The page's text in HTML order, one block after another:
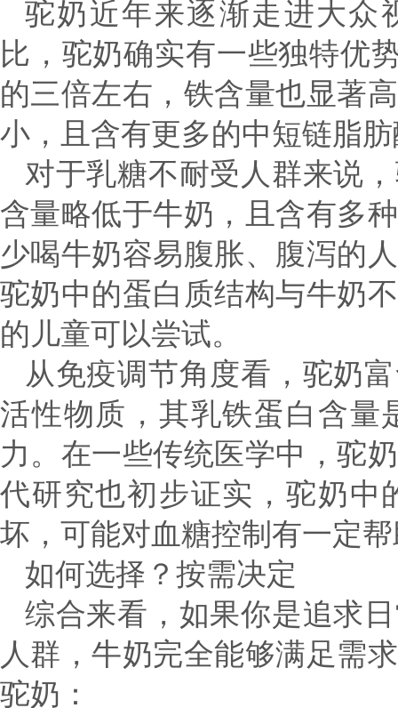
驼奶近年来逐渐走进大众
比，驼奶确实有一些独特优
的三倍左右，铁含量也显著
小，且含有更多的中短链脂
对于乳糖不耐受人群来说
含量略低于牛奶，且含有多
少喝牛奶容易腹胀、腹泻的
驼奶中的蛋白质结构与牛奶
的儿童可以尝试。
从免疫调节角度看，驼奶
活性物质，其乳铁蛋白含量
力。在一些传统医学中，驼
代研究也初步证实，驼奶中
坏，可能对血糖控制有一定
如何选择？按需决定
综合来看，如果你是追求
人群，牛奶完全能够满足需
驼奶：